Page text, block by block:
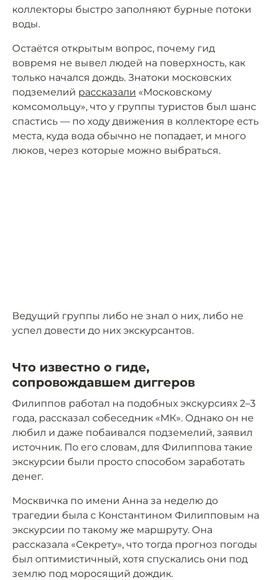
коллекторы быстро заполняют бурные потоки
воды.
Остаётся открытым вопрос, почему гид
вовремя не вывел людей на поверхность, как
только начался дождь. Знатоки московских
подземелий рассказали «Московскому
комсомольцу», что у группы туристов был шанс
спастись — по ходу движения в коллекторе есть
места, куда вода обычно не попадает, и много
люков, через которые можно выбраться.
Ведущий группы либо не знал о них, либо не
успел довести до них экскурсантов.
Что известно о гиде,
сопровождавшем диггеров
Филиппов работал на подобных экскурсиях 2–3
года, рассказал собеседник «МК». Однако он не
любил и даже побаивался подземелий, заявил
источник. По его словам, для Филиппова такие
экскурсии были просто способом заработать
денег.
Москвичка по имени Анна за неделю до
трагедии была с Константином Филипповым на
экскурсии по такому же маршруту. Она
рассказала «Секрету», что тогда прогноз погоды
был оптимистичный, хотя спускались они под
землю под моросящий дождик.